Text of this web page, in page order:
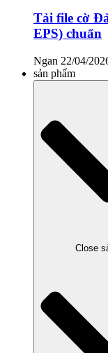
Tải file cờ
EPS) chuẩn
Ngan 22/04/
sản phẩm
Close